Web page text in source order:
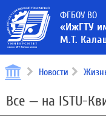
ФГБОУ ВО
«ИжГТУ
М.Т.
Новости
Все — на ISTU-